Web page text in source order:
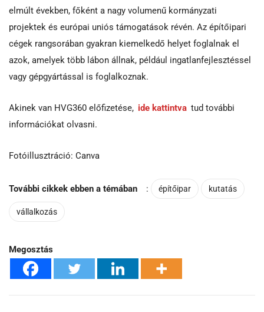
elmúlt években, főként a nagy volumenű kormányzati
projektek és európai uniós támogatások révén. Az építőipari
cégek rangsorában gyakran kiemelkedő helyet foglalnak el
azok, amelyek több lábon állnak, például ingatlanfejlesztéssel
vagy gépgyártással is foglalkoznak.
Akinek van HVG360 előfizetése, ide kattintva tud további
információkat olvasni.
Fotóillusztráció: Canva
További cikkek ebben a témában : építőipar kutatás
vállalkozás
Megosztás